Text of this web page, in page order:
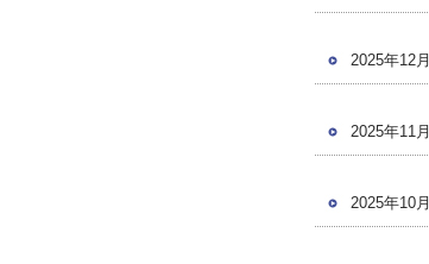
2025年12月
2025年11月
2025年10月